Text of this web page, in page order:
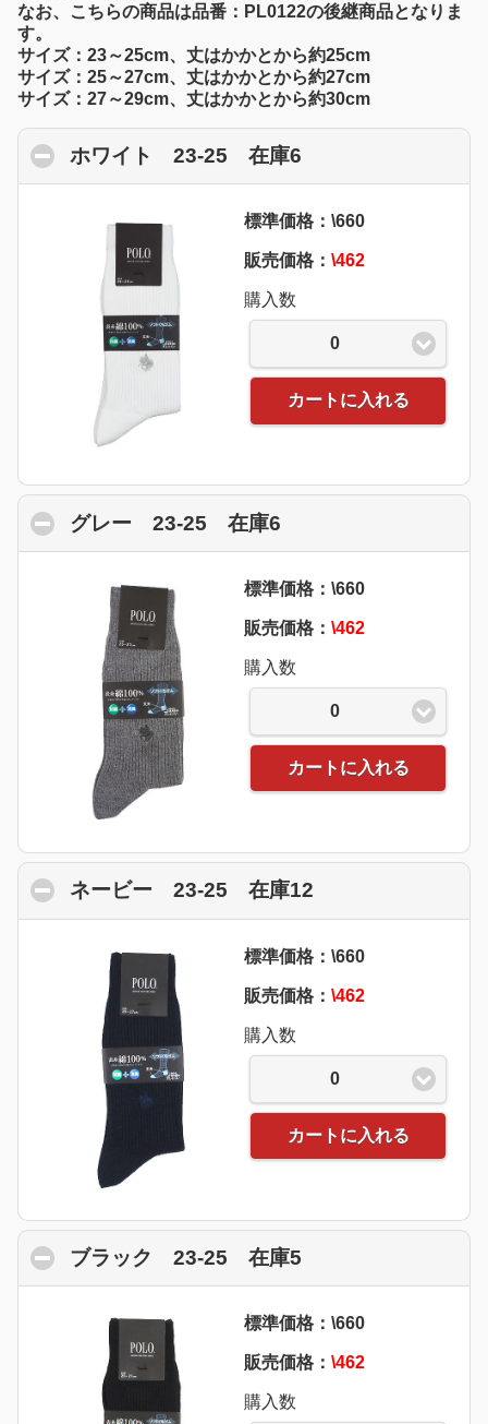
なお、こちらの商品は品番：PL0122の後継商品となりま
す。
サイズ：23～25cm、丈はかかとから約25cm
サイズ：25～27cm、丈はかかとから約27cm
サイズ：27～29cm、丈はかかとから約30cm
ホワイト 23-25 在庫6
標準価格：\660
販売価格： \462
購入数
0
カートに入れる
グレー 23-25 在庫6
標準価格：\660
販売価格： \462
購入数
0
カートに入れる
ネービー 23-25 在庫12
標準価格：\660
販売価格： \462
購入数
0
カートに入れる
ブラック 23-25 在庫5
標準価格：\660
販売価格： \462
購入数